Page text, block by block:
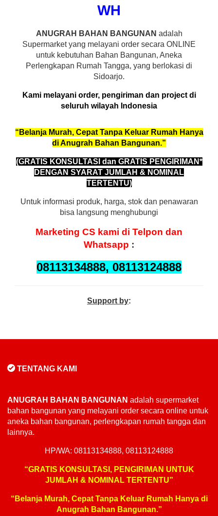
WH
ANUGRAH BAHAN BANGUNAN adalah
Supermarket yang melayani order secara ONLINE
untuk kebutuhan Bahan Bangunan, Aneka
Perlengkapan Rumah Tangga, yang berlokasi di
Sidoarjo.
Kami melayani order, pengiriman dan project di
seluruh wilayah Indonesia
“Belanja Murah, Cepat Tanpa Keluar Rumah Hanya
di Anugrah Bahan Bangunan.”
(GRATIS KONSULTASI dan GRATIS PENGIRIMAN*
DENGAN SYARAT JUMLAH & NOMINAL
TERTENTU)
Untuk informasi produk, harga, stok dan penawaran
bisa langsung menghubungi
Marketing CS kami di Telpon dan
Whatsapp :
08113134888, 08113124888
Support by:
TENTANG KAMI
ANUGRAH BAHAN BANGUNAN adalah supermarket
bahan bangunan yang melayani order secara online untuk
aneka bahan bangunan, perlengkapan rumah tangga dan
lainnya.
HP/WA: 08113134888, 08113124888
“GRATIS KONSULTASI, PENGIRIMAN UNTUK
JUMLAH & NOMINAL TERTENTU”
“Belanja Murah, Cepat Tanpa Keluar Rumah Hanya di
Anugrah Bahan Bangunan.”